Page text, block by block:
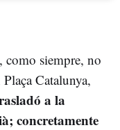
como siempre, no
Catalunya,
a la
concretamente